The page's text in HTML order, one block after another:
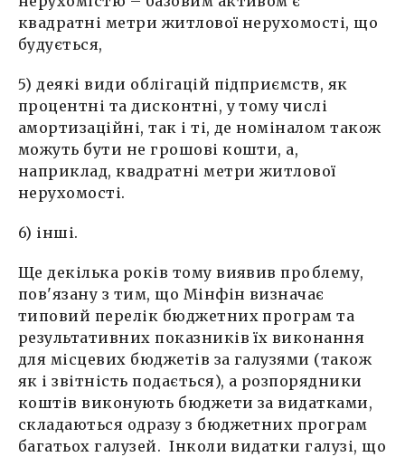
квадратні метри житлової нерухомості, що
будується,
5) деякі види облігацій підприємств, як
процентні та дисконтні, у тому числі
амортизаційні, так і ті, де номіналом також
можуть бути не грошові кошти, а,
наприклад, квадратні метри житлової
нерухомості.
6) інші.
Ще декілька років тому виявив проблему,
пов'язану з тим, що Мінфін визначає
типовий перелік бюджетних програм та
результативних показників їх виконання
для місцевих бюджетів за галузями (також
як і звітність подається), а розпорядники
коштів виконують бюджети за видатками,
складаються одразу з бюджетних програм
багатьох галузей. Інколи видатки галузі, що